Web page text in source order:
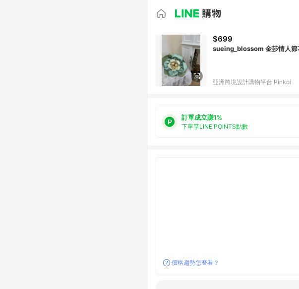
$699
sueing_blossom 金
亞洲跨境設計購物平台 Pinkoi
訂單成立賺1%
下單享LINE POINTS點數
價格趨勢怎麼看？